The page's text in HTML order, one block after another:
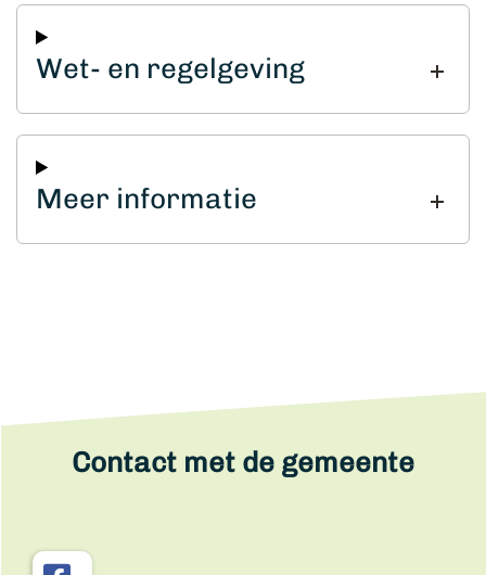
Wet- en regelgeving
Meer informatie
Contact met de gemeente